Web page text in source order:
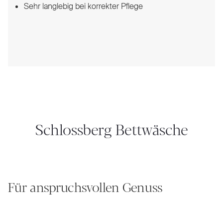
Sehr langlebig bei korrekter Pflege
Schlossberg Bettwäsche
Für anspruchsvollen Genuss